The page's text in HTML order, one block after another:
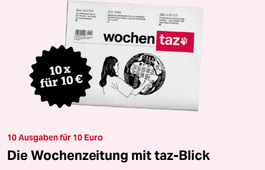
10 Ausgaben für 10 Euro
Die Wochenzeitung mit taz-Blick